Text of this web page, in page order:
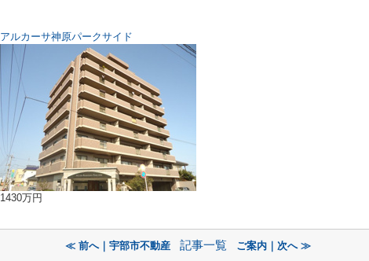
アルカーサ神原パークサイド
1430万円
≪ 前へ｜宇部市不動産 記事一覧 ご案内｜次へ ≫